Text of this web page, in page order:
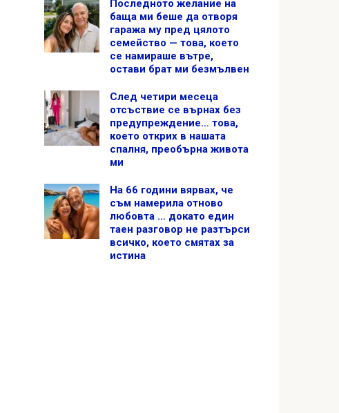
Последното желание на
баща ми беше да отворя
гаража му пред цялото
семейство — това, което
се намираше вътре,
остави брат ми безмълвен
След четири месеца
отсъствие се върнах без
предупреждение… това,
което открих в нашата
спалня, преобърна живота
ми
На 66 години вярвах, че
съм намерила отново
любовта … докато един
таен разговор не разтърси
всичко, което смятах за
истина